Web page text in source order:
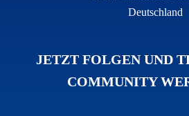
Deutschland
JETZT FOLGEN UND
COMMUNITY